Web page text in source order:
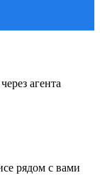
агента
рядом с вами